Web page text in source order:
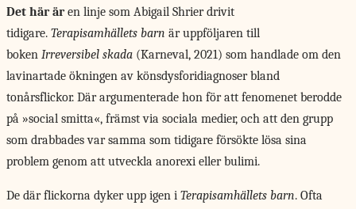
Det här ären linje som Abigail Shrier drivit
tidigare. Terapisamhällets barn är uppföljaren till
boken Irreversibel skada (Karneval, 2021) som handlade om den
lavinartade ökningen av könsdysforidiagnoser bland
tonårsflickor. Där argumenterade hon för att fenomenet berodde
på »social smitta«, främst via sociala medier, och att den grupp
som drabbades var samma som tidigare försökte lösa sina
problem genom att utveckla anorexi eller bulimi.
De där flickorna dyker upp igen i Terapisamhällets barn. Ofta